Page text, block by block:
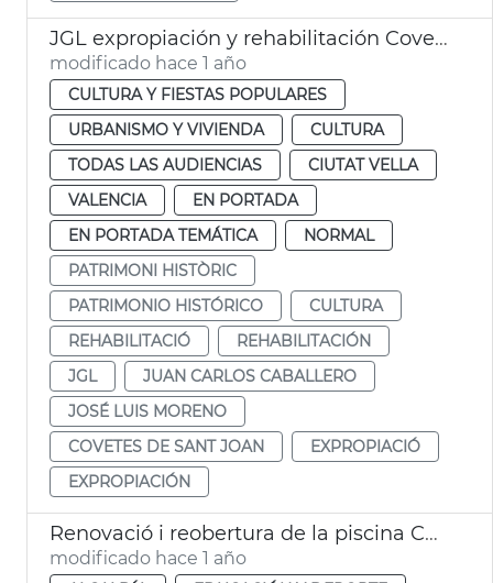
JGL expropiación y rehabilitación Covetes de Sant Joan
modificado hace 1 año
CULTURA Y FIESTAS POPULARES
URBANISMO Y VIVIENDA
CULTURA
TODAS LAS AUDIENCIAS
CIUTAT VELLA
VALENCIA
EN PORTADA
EN PORTADA TEMÁTICA
NORMAL
PATRIMONI HISTÒRIC
PATRIMONIO HISTÓRICO
CULTURA
REHABILITACIÓ
REHABILITACIÓN
JGL
JUAN CARLOS CABALLERO
JOSÉ LUIS MORENO
COVETES DE SANT JOAN
EXPROPIACIÓ
EXPROPIACIÓN
Renovació i reobertura de la piscina Castellar després de la dana
modificado hace 1 año